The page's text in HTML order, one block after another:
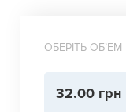
ОБЕРІТЬ ОБʼЕМ
32.00 грн